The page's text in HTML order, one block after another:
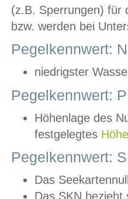
(z.B. Sperrungen) für
bzw. werden bei
Pegelkennwert:
niedrigster
Pegelkennwert:
Höhenlage des
festgelegtes
Pegelkennwert:
Das
Das SKN